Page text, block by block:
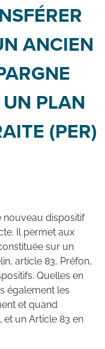
ANCIEN
PLAN
(PER)
nouveau dispositif
Il permet aux
sur un
article 83, Préfon,
Quelles en
également les
et quand
et un Article 83 en